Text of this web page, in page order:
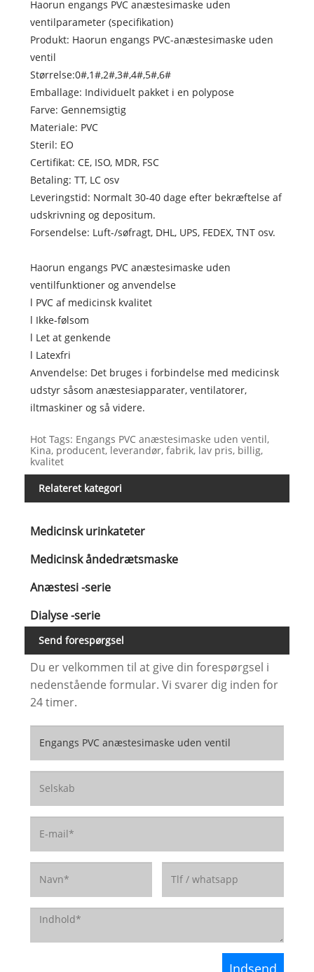
Haorun engangs PVC anæstesimaske uden
ventilparameter (specifikation)
Produkt: Haorun engangs PVC-anæstesimaske uden
ventil
Størrelse:0#,1#,2#,3#,4#,5#,6#
Emballage: Individuelt pakket i en polypose
Farve: Gennemsigtig
Materiale: PVC
Steril: EO
Certifikat: CE, ISO, MDR, FSC
Betaling: TT, LC osv
Leveringstid: Normalt 30-40 dage efter bekræftelse af
udskrivning og depositum.
Forsendelse: Luft-/søfragt, DHL, UPS, FEDEX, TNT osv.
Haorun engangs PVC anæstesimaske uden
ventilfunktioner og anvendelse
l PVC af medicinsk kvalitet
l Ikke-følsom
l Let at genkende
l Latexfri
Anvendelse: Det bruges i forbindelse med medicinsk
udstyr såsom anæstesiapparater, ventilatorer,
iltmaskiner og så videre.
Hot Tags: Engangs PVC anæstesimaske uden ventil,
Kina, producent, leverandør, fabrik, lav pris, billig,
kvalitet
Relateret kategori
Medicinsk urinkateter
Medicinsk åndedrætsmaske
Anæstesi -serie
Dialyse -serie
Send forespørgsel
Du er velkommen til at give din forespørgsel i
nedenstående formular. Vi svarer dig inden for
24 timer.